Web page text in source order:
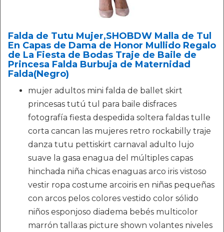
Falda de Tutu Mujer,SHOBDW Malla de Tul
En Capas de Dama de Honor Mullido Regalo
de La Fiesta de Bodas Traje de Baile de
Princesa Falda Burbuja de Maternidad
Falda(Negro)
mujer adultos mini falda de ballet skirt
princesas tutú tul para baile disfraces
fotografía fiesta despedida soltera faldas tulle
corta cancan las mujeres retro rockabilly traje
danza tutu pettiskirt carnaval adulto lujo
suave la gasa enagua del múltiples capas
hinchada niña chicas enaguas arco iris vistoso
vestir ropa costume arcoiris en niñas pequeñas
con arcos pelos colores vestido color sólido
niños esponjoso diadema bebés multicolor
marrón talla:as picture shown volantes niveles